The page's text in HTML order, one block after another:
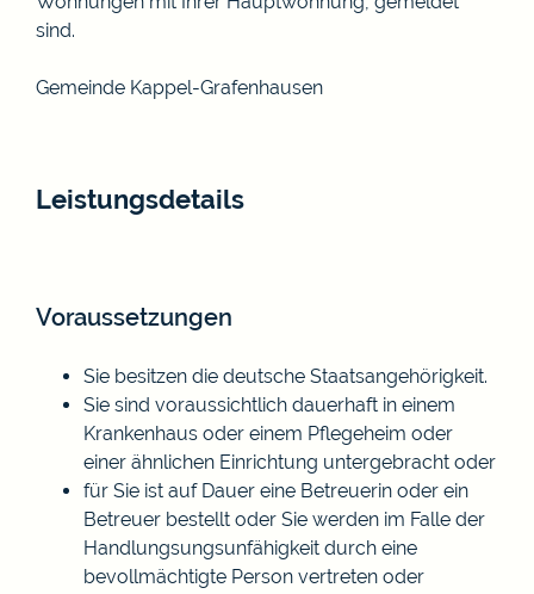
sind.
Gemeinde Kappel-Grafenhausen
Leistungsdetails
Voraussetzungen
Sie besitzen die deutsche Staatsangehörigkeit.
Sie sind voraussichtlich dauerhaft in einem
Krankenhaus oder einem Pflegeheim oder
einer ähnlichen Einrichtung untergebracht oder
für Sie ist auf Dauer eine Betreuerin oder ein
Betreuer bestellt oder Sie werden im Falle der
Handlungsungsunfähigkeit durch eine
bevollmächtigte Person vertreten oder